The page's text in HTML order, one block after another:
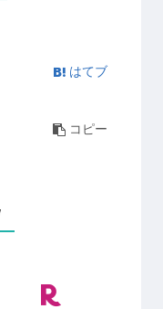
はてブ
コピー